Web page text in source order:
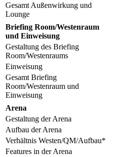
Gesamt Außenwirkung und
Lounge
Briefing Room/Westenraum
und Einweisung
Gestaltung des Briefing
Room/Westenraums
Einweisung
Gesamt Briefing
Room/Westenraum und
Einweisung
Arena
Gestaltung der Arena
Aufbau der Arena
Verhältnis Westen/QM/Aufbau*
Features in der Arena